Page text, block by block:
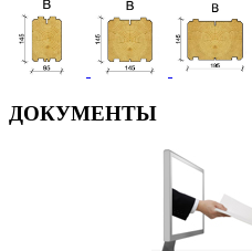
ДОКУМЕНТЫ